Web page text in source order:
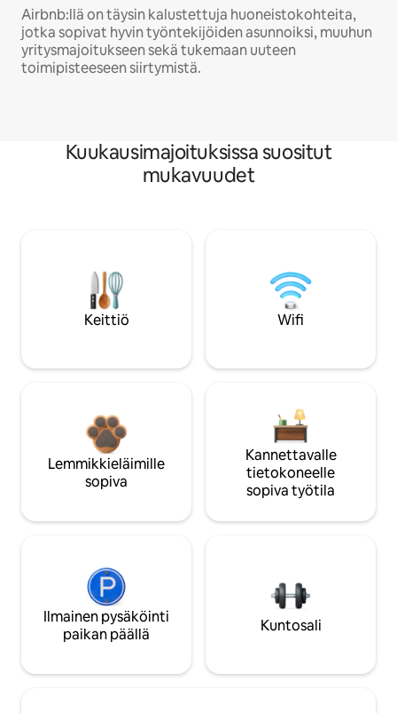
Airbnb:llä on täysin kalustettuja huoneistokohteita,
jotka sopivat hyvin työntekijöiden asunnoiksi, muuhun
yritysmajoitukseen sekä tukemaan uuteen
toimipisteeseen siirtymistä.
Kuukausimajoituksissa suositut
mukavuudet
Keittiö Wifi
Lemmikkieläimille
sopiva
Kannettavalle
tietokoneelle
sopiva työtila
Ilmainen pysäköinti
paikan päällä
Kuntosali